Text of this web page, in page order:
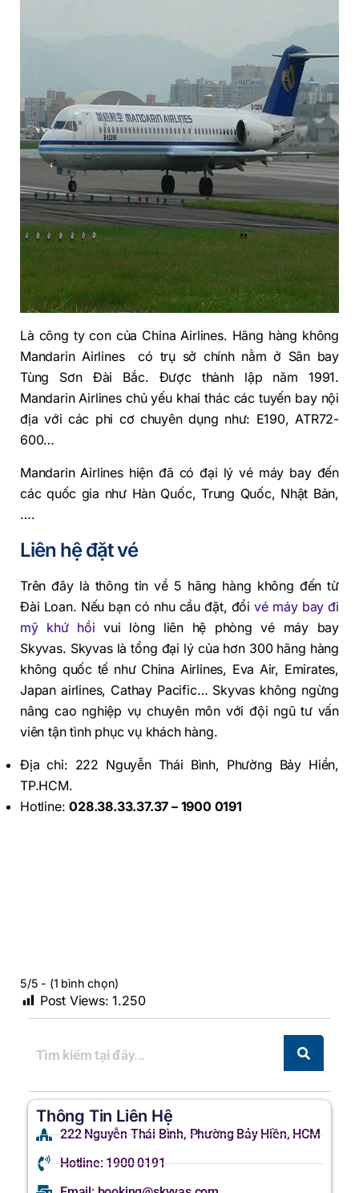
Là công ty con của China Airlines. Hãng hàng không
Mandarin Airlines có trụ sở chính nằm ở Sân bay
Tùng Sơn Đài Bắc. Được thành lập năm 1991.
Mandarin Airlines chủ yếu khai thác các tuyến bay nội
địa với các phi cơ chuyên dụng như: E190, ATR72-
600…
Mandarin Airlines hiện đã có đại lý vé máy bay đến
các quốc gia như Hàn Quốc, Trung Quốc, Nhật Bản,
….
Liên hệ đặt vé
Trên đây là thông tin về 5 hãng hàng không đến từ
Đài Loan. Nếu bạn có nhu cầu đặt, đổivé máy bay đi
mỹ khứ hồi vui lòng liên hệ phòng vé máy bay
Skyvas. Skyvas là tổng đại lý của hơn 300 hãng hàng
không quốc tế như China Airlines, Eva Air, Emirates,
Japan airlines, Cathay Pacific… Skyvas không ngừng
nâng cao nghiệp vụ chuyên môn với đội ngũ tư vấn
viên tận tình phục vụ khách hàng.
Địa chỉ: 222 Nguyễn Thái Bình, Phường Bảy Hiền,
TP.HCM.
Hotline:028.38.33.37.37 – 1900 0191
5/5 - (1 bình chọn)
Post Views: 1.250
Thông Tin Liên Hệ
222 Nguyễn Thái Bình, Phường Bảy Hiền, HCM
Hotline: 1900 0191